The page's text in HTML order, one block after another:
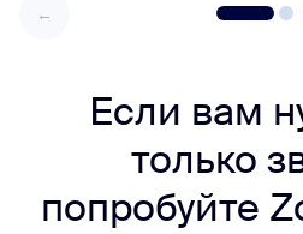
Если вам
только
попробуйте